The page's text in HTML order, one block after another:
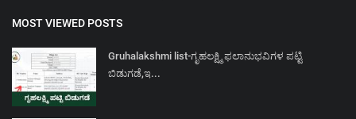
MOST VIEWED POSTS
Gruhalakshmi list-ಗೃಹಲಕ್ಷ್ಮಿ ಫಲಾನುಭವಿಗಳ ಪಟ್ಟಿ
ಬಿಡುಗಡೆ,ಇ...